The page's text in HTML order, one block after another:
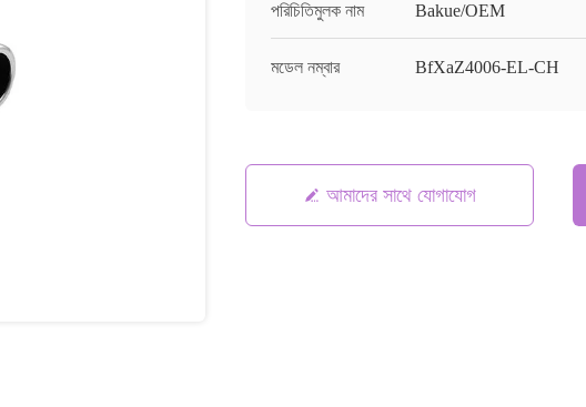
পরিচিতিমুলক নাম Bakue/OEM
মডেল নম্বার BfXaZ4006-EL-CH
আমাদের সাথে যোগাযোগ